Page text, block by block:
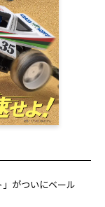
」がついにベール